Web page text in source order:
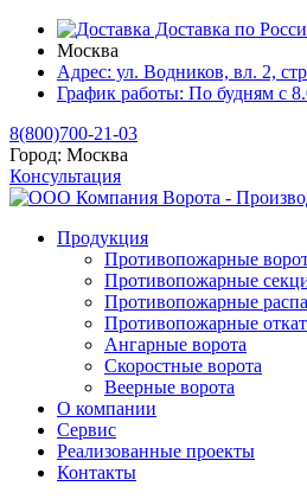
Доставка по
Москва
Адрес: ул. Водников, вл. 2,
График работы: По будням с
8(800)700-21-03
Город: Москва
Консультация
Продукция
Противопожарные
Противопожарные
Противопожарные
Противопожарные
Ангарные ворота
Скоростные ворота
Веерные ворота
О компании
Сервис
Реализованные проекты
Контакты